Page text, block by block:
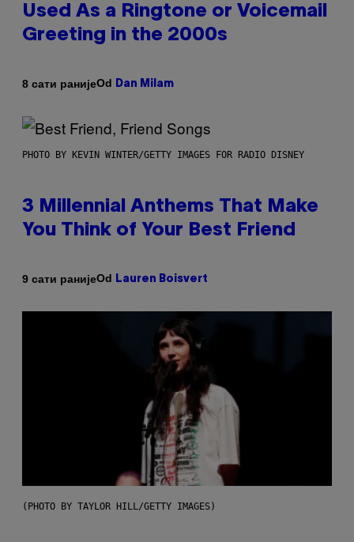
Used As a Ringtone or Voicemail
Greeting in the 2000s
8 сати ранијеOd Dan Milam
PHOTO BY KEVIN WINTER/GETTY IMAGES FOR RADIO DISNEY
3 Millennial Anthems That Make
You Think of Your Best Friend
9 сати ранијеOd Lauren Boisvert
(PHOTO BY TAYLOR HILL/GETTY IMAGES)